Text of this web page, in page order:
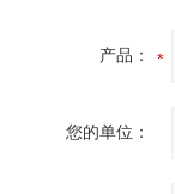
产品：
您的单位：